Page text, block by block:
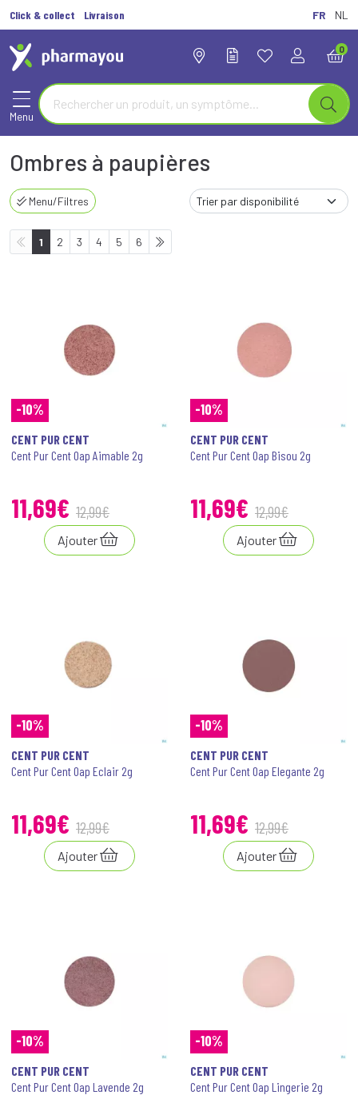
Click & collect Livraison FR NL
0
Menu
Ombres à paupières
Menu/Filtres
1 2 3 4 5 6
-10%
CENT PUR CENT
Cent Pur Cent Oap Aimable 2g
11,69€ 12,99€
Ajouter
-10%
CENT PUR CENT
Cent Pur Cent Oap Bisou 2g
11,69€ 12,99€
Ajouter
-10%
CENT PUR CENT
Cent Pur Cent Oap Eclair 2g
11,69€ 12,99€
Ajouter
-10%
CENT PUR CENT
Cent Pur Cent Oap Elegante 2g
11,69€ 12,99€
Ajouter
-10%
CENT PUR CENT
Cent Pur Cent Oap Lavende 2g
-10%
CENT PUR CENT
Cent Pur Cent Oap Lingerie 2g